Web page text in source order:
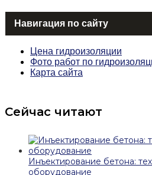
Навигация по сайту
Цена гидроизоляции
Фото работ по
Карта сайта
Сейчас читают
Инъектирование бетона:
оборудование